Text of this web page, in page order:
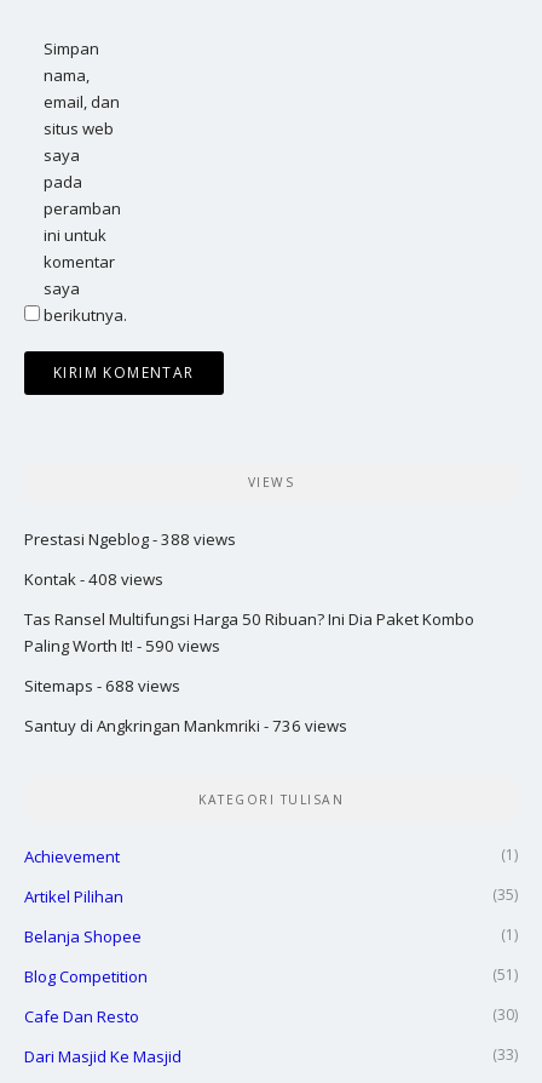
Simpan
nama,
email, dan
situs web
saya
pada
peramban
ini untuk
komentar
saya
berikutnya.
VIEWS
Prestasi Ngeblog- 388 views
Kontak- 408 views
Tas Ransel Multifungsi Harga 50 Ribuan? Ini Dia Paket Kombo
Paling Worth It! - 590 views
Sitemaps - 688 views
Santuy di Angkringan Mankmriki - 736 views
KATEGORI TULISAN
Achievement (1)
Artikel Pilihan (35)
Belanja Shopee (1)
Blog Competition (51)
Cafe Dan Resto (30)
Dari Masjid Ke Masjid (33)